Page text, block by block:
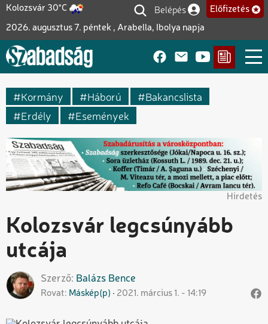
Ugrás
tartalomra
Kolozsvár 30°C
2026. augusztus 7. péntek , Arabella, Ibolya napja
Felhasználói fiók
Belépés Előfizetés
Kormány Háború
Bakancslista
Erdély
Események
Hirdetés
Kolozsvár legcsúnyább
utcája
Szerző Balázs Bence
Rovat Máskép(p) 2021. március 1. - 14:19